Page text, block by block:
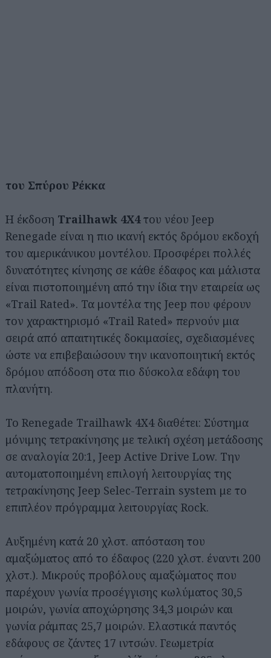
του Σπύρου Ρέκκα
H έκδοση Trailhawk 4X4του νέου Jeep
Renegade είναι η πιο ικανή εκτός δρόμου εκδοχή
του αμερικάνικου μοντέλου. Προσφέρει πολλές
δυνατότητες κίνησης σε κάθε έδαφος και μάλιστα
είναι πιστοποιημένη από την ίδια την εταιρεία ως
«Trail Rated». Τα μοντέλα της Jeep που φέρουν
τον χαρακτηρισμό «Trail Rated» περνούν μια
σειρά από απαιτητικές δοκιμασίες, σχεδιασμένες
ώστε να επιβεβαιώσουν την ικανοποιητική εκτός
δρόμου απόδοση στα πιο δύσκολα εδάφη του
πλανήτη.
Το Renegade Trailhawk 4Χ4 διαθέτει: Σύστημα
μόνιμης τετρακίνησης με τελική σχέση μετάδοσης
σε αναλογία 20:1, Jeep Active Drive Low. Την
αυτοματοποιημένη επιλογή λειτουργίας της
τετρακίνησης Jeep Selec-Terrain system με το
επιπλέον πρόγραμμα λειτουργίας Rock.
Αυξημένη κατά 20 χλστ. απόσταση του
αμαξώματος από το έδαφος (220 χλστ. έναντι 200
χλστ.). Μικρούς προβόλους αμαξώματος που
παρέχουν γωνία προσέγγισης κωλύματος 30,5
μοιρών, γωνία αποχώρησης 34,3 μοιρών και
γωνία ράμπας 25,7 μοιρών. Ελαστικά παντός
εδάφους σε ζάντες 17 ιντσών. Γεωμετρία